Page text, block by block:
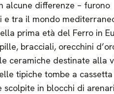
alcune differenze – furono
tra il mondo
prima età del Ferro in
bracciali, orecchini
ceramiche destinate alla
tipiche tombe a cassetta
scolpite in blocchi di